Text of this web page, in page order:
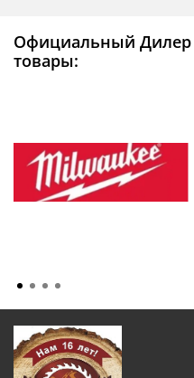
Официальный Дилер
товары: